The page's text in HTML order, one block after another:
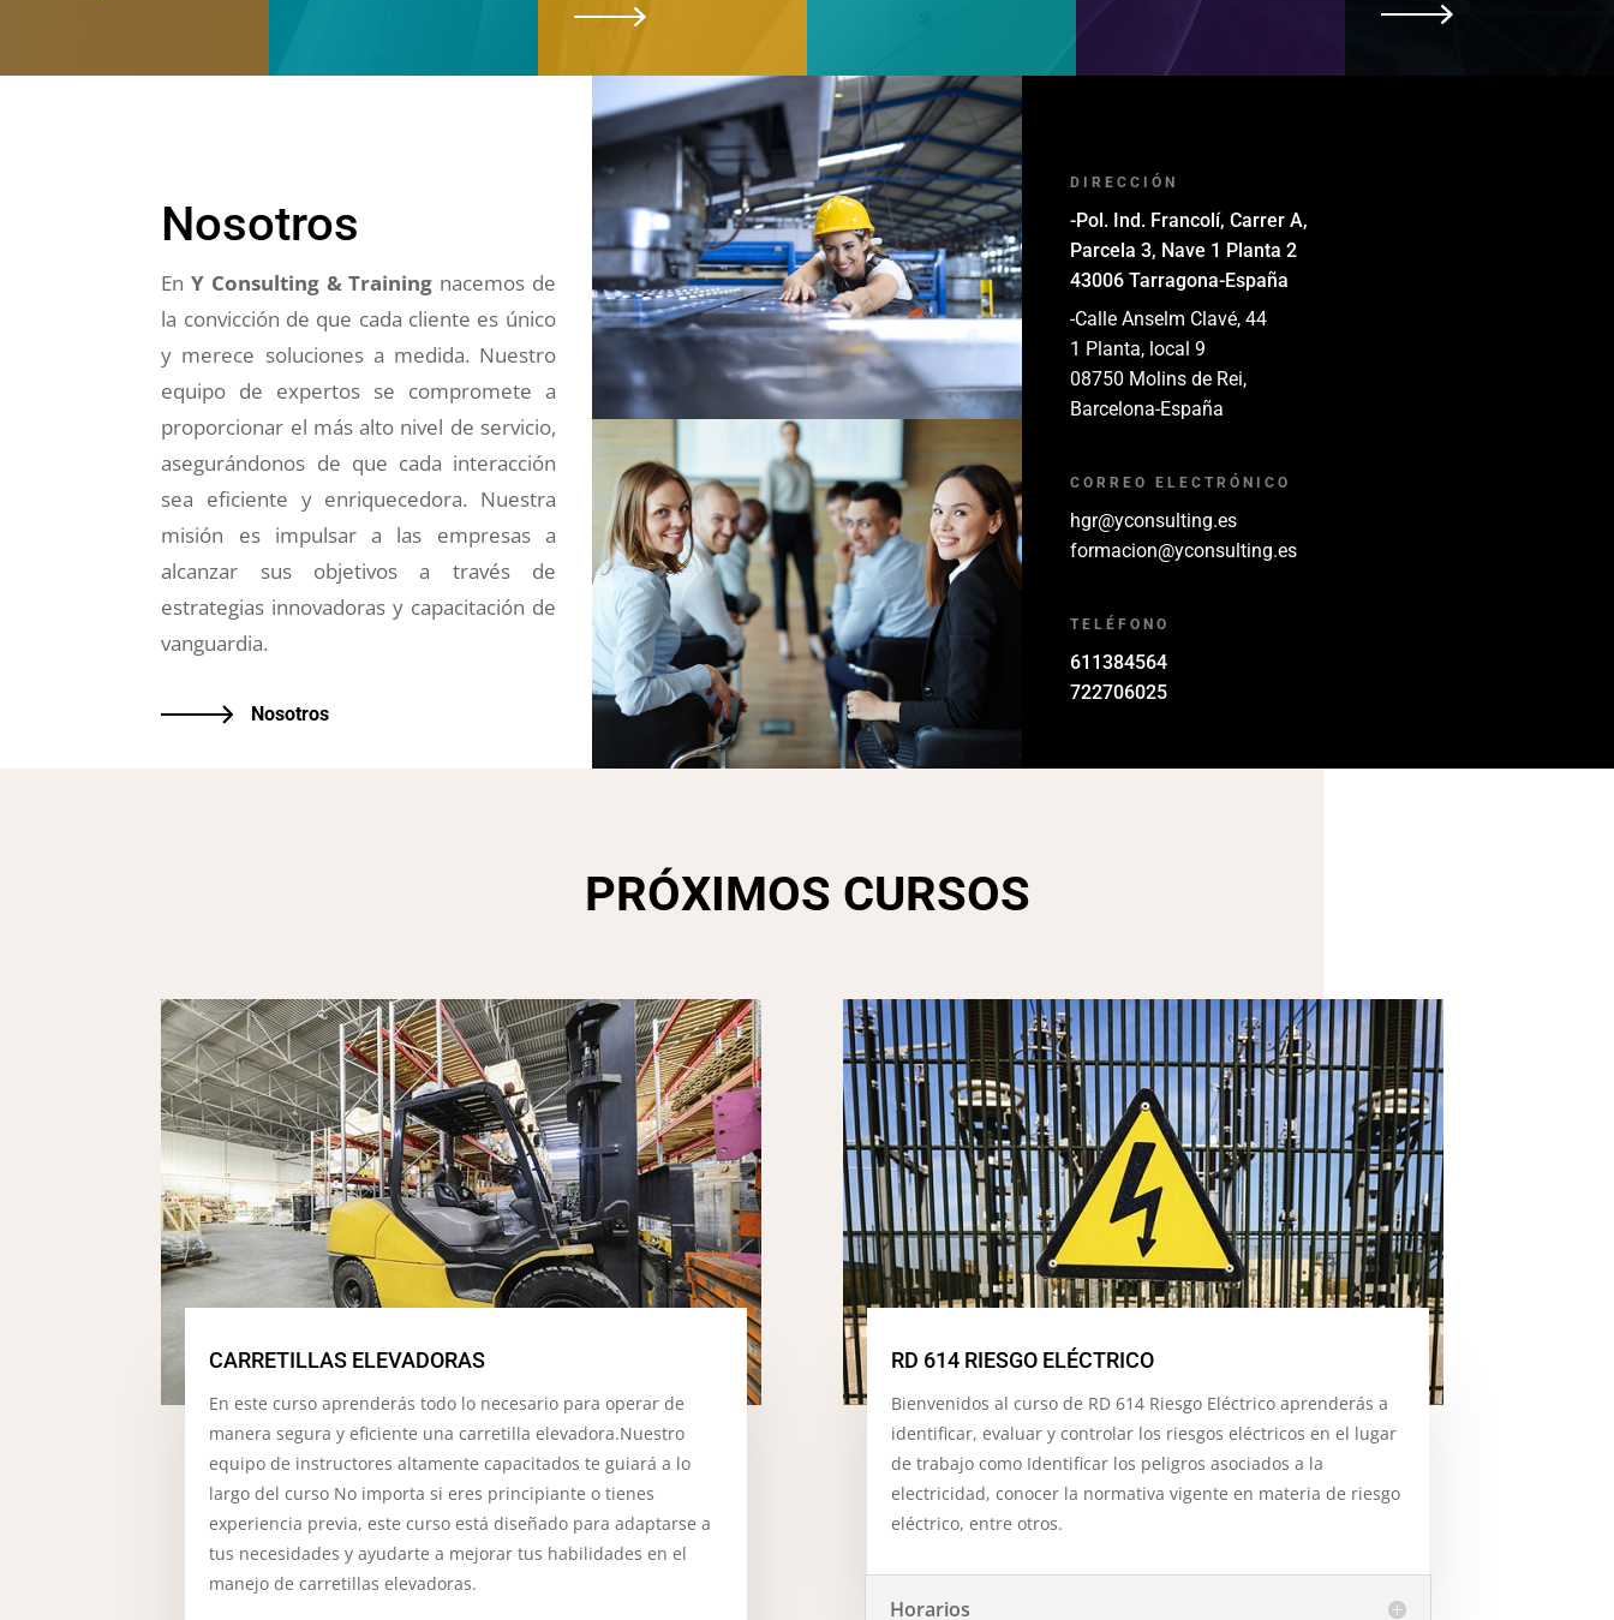
Nosotros
EnY Consulting & Training nacemos de
la convicción de que cada cliente es único
y merece soluciones a medida. Nuestro
equipo de expertos se compromete a
proporcionar el más alto nivel de servicio,
asegurándonos de que cada interacción
sea eficiente y enriquecedora. Nuestra
misión es impulsar a las empresas a
alcanzar sus objetivos a través de
estrategias innovadoras y capacitación de
vanguardia.
Nosotros
DIRECCIÓN
-Pol. Ind. Francolí, Carrer A,
Parcela 3, Nave 1 Planta 2
43006 Tarragona-España
-Calle Anselm Clavé, 44
1 Planta, local 9
08750 Molins de Rei,
Barcelona-España
CORREO ELECTRÓNICO
hgr@yconsulting.es
formacion@yconsulting.es
TELÉFONO
611384564
722706025
PRÓXIMOS CURSOS
CARRETILLAS ELEVADORAS
En este curso aprenderás todo lo necesario para operar de
manera segura y eficiente una carretilla elevadora.Nuestro
equipo de instructores altamente capacitados te guiará a lo
largo del curso No importa si eres principiante o tienes
experiencia previa, este curso está diseñado para adaptarse a
tus necesidades y ayudarte a mejorar tus habilidades en el
manejo de carretillas elevadoras.
RD 614 RIESGO ELÉCTRICO
Bienvenidos al curso de RD 614 Riesgo Eléctrico aprenderás a
identificar, evaluar y controlar los riesgos eléctricos en el lugar
de trabajo como Identificar los peligros asociados a la
electricidad, conocer la normativa vigente en materia de riesgo
eléctrico, entre otros.
Horarios